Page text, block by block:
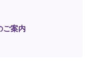
案内